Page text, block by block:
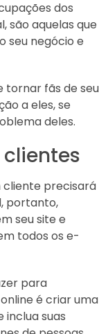
dos
são aquelas que
seu negócio e
tornar fãs de seu
a eles, se
deles.
cliente precisará
portanto,
seu site e
todos os e-
para
é criar uma
inclua suas